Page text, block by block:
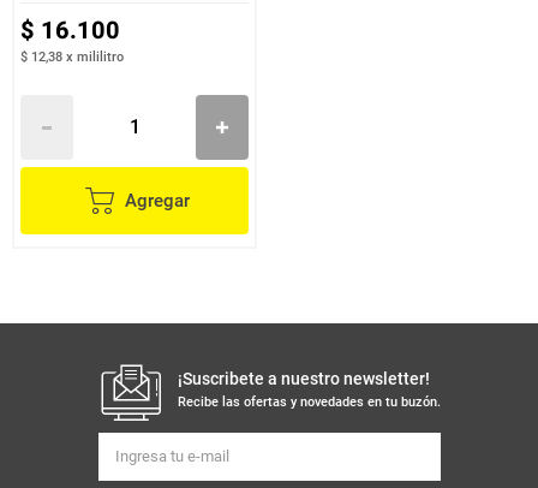
$ 16.100
$ 12,38 x mililitro
Agregar
¡Suscribete a nuestro newsletter!
Recibe las ofertas y novedades en tu buzón.